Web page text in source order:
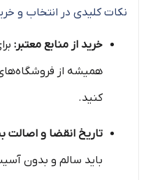
نکات کلیدی در انتخاب و
خرید از منابع معتبر:
همیشه از
کنید.
تاریخ انقضا و اصالت
باید سالم و بدون